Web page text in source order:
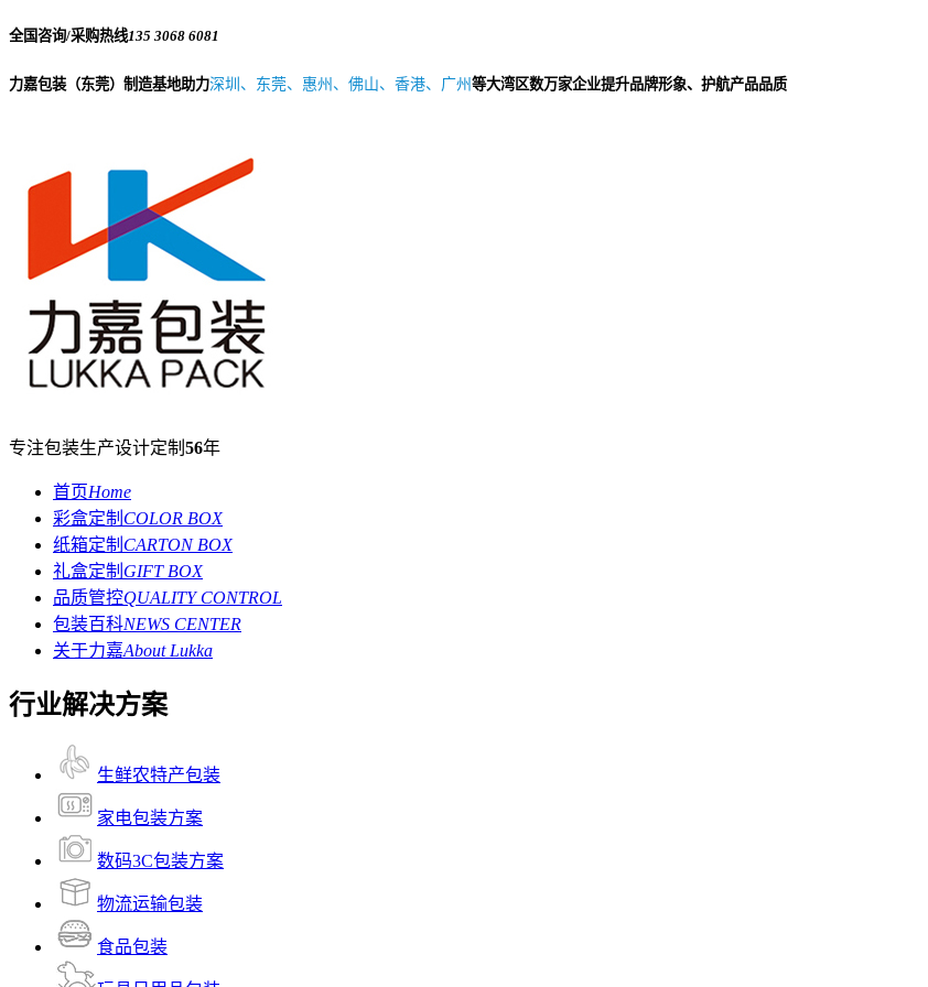
全国咨询/采购热线135 3068 6081
力嘉包装（东莞）制造基地助力深圳、东莞、惠州、佛山、香港、广州 等大湾区数万家企业提升品牌形象、护航产品品质
专注包装生产设计定制 56年
首页Home
彩盒定制 COLOR BOX
纸箱定制 CARTON BOX
礼盒定制 GIFT BOX
品质管控QUALITY CONTROL
包装百科NEWS CENTER
关于力嘉About Lukka
行业解决方案
生鲜农特产包装
家电包装方案
数码3C包装方案
物流运输包装
食品包装